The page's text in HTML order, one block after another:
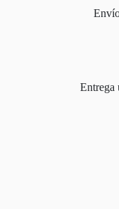
Entrega